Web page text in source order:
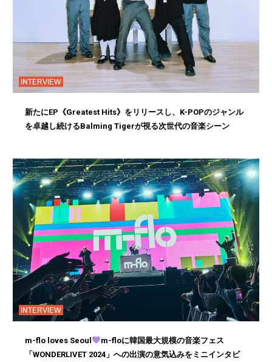
INTERVIEW
新たにEP《Greatest Hits》をリリースし、K-POPのジャンル
を卓越し続けるBalming Tigerが視る次世代の音楽シーン
INTERVIEW
m-flo loves Seoul
m-floに韓国最大規模の音楽フェス
「WONDERLIVET 2024」への出演の意気込みをミニインタビ